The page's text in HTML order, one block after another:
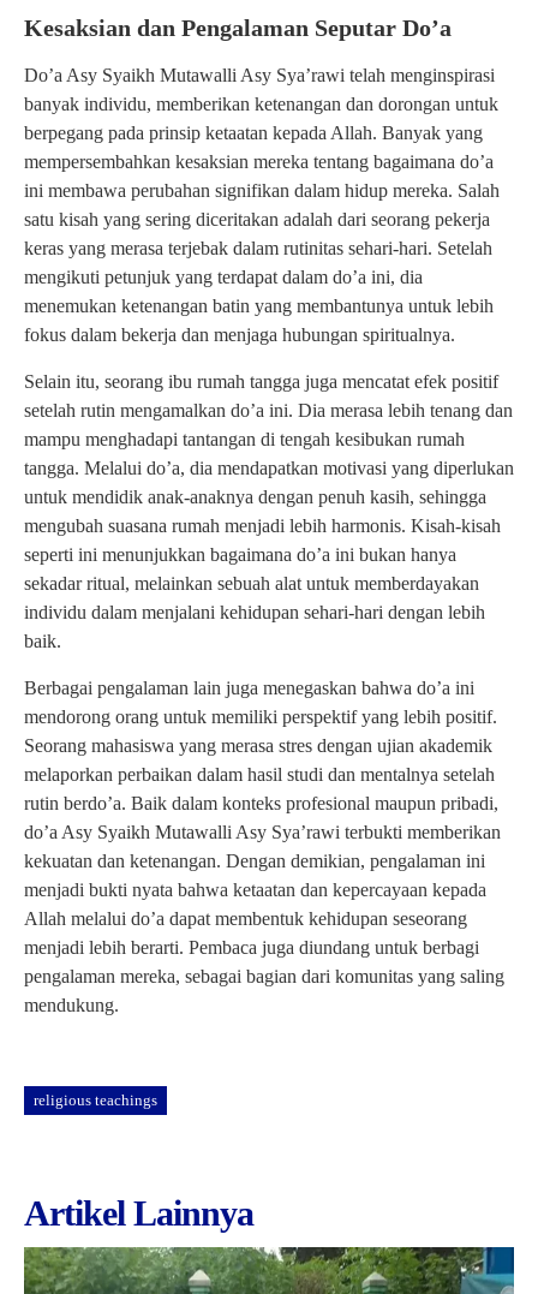
Kesaksian dan Pengalaman Seputar Do’a
Do’a Asy Syaikh Mutawalli Asy Sya’rawi telah menginspirasi
banyak individu, memberikan ketenangan dan dorongan untuk
berpegang pada prinsip ketaatan kepada Allah. Banyak yang
mempersembahkan kesaksian mereka tentang bagaimana do’a
ini membawa perubahan signifikan dalam hidup mereka. Salah
satu kisah yang sering diceritakan adalah dari seorang pekerja
keras yang merasa terjebak dalam rutinitas sehari-hari. Setelah
mengikuti petunjuk yang terdapat dalam do’a ini, dia
menemukan ketenangan batin yang membantunya untuk lebih
fokus dalam bekerja dan menjaga hubungan spiritualnya.
Selain itu, seorang ibu rumah tangga juga mencatat efek positif
setelah rutin mengamalkan do’a ini. Dia merasa lebih tenang dan
mampu menghadapi tantangan di tengah kesibukan rumah
tangga. Melalui do’a, dia mendapatkan motivasi yang diperlukan
untuk mendidik anak-anaknya dengan penuh kasih, sehingga
mengubah suasana rumah menjadi lebih harmonis. Kisah-kisah
seperti ini menunjukkan bagaimana do’a ini bukan hanya
sekadar ritual, melainkan sebuah alat untuk memberdayakan
individu dalam menjalani kehidupan sehari-hari dengan lebih
baik.
Berbagai pengalaman lain juga menegaskan bahwa do’a ini
mendorong orang untuk memiliki perspektif yang lebih positif.
Seorang mahasiswa yang merasa stres dengan ujian akademik
melaporkan perbaikan dalam hasil studi dan mentalnya setelah
rutin berdo’a. Baik dalam konteks profesional maupun pribadi,
do’a Asy Syaikh Mutawalli Asy Sya’rawi terbukti memberikan
kekuatan dan ketenangan. Dengan demikian, pengalaman ini
menjadi bukti nyata bahwa ketaatan dan kepercayaan kepada
Allah melalui do’a dapat membentuk kehidupan seseorang
menjadi lebih berarti. Pembaca juga diundang untuk berbagi
pengalaman mereka, sebagai bagian dari komunitas yang saling
mendukung.
religious teachings
Artikel Lainnya